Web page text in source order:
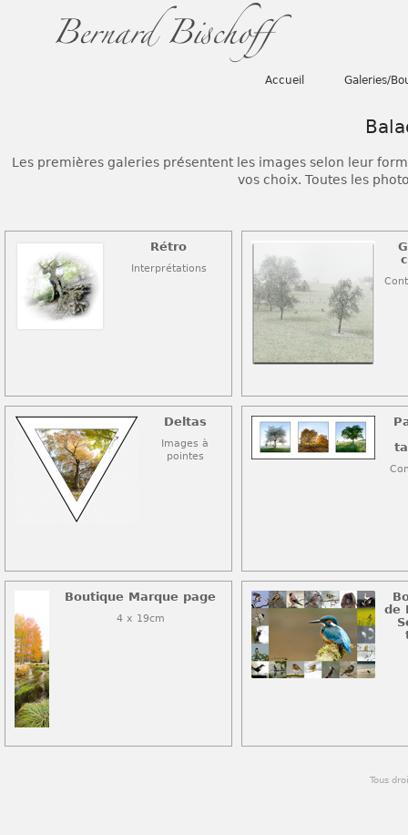
Accueil Galeries/
Les premières galeries présentent les images selon leur
vos choix. Toutes les
Rétro
Interprétations
Deltas
Images à
pointes
Boutique Marque page
4 x 19cm
de
Tous